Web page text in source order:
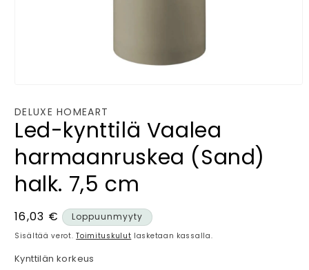
1
modaalisessa
ikkunassa
DELUXE HOMEART
Led-kynttilä Vaalea
harmaanruskea (Sand)
halk. 7,5 cm
Normaalihinta
16,03 € Loppuunmyyty
Sisältää verot.Toimituskulut lasketaan kassalla.
Kynttilän korkeus